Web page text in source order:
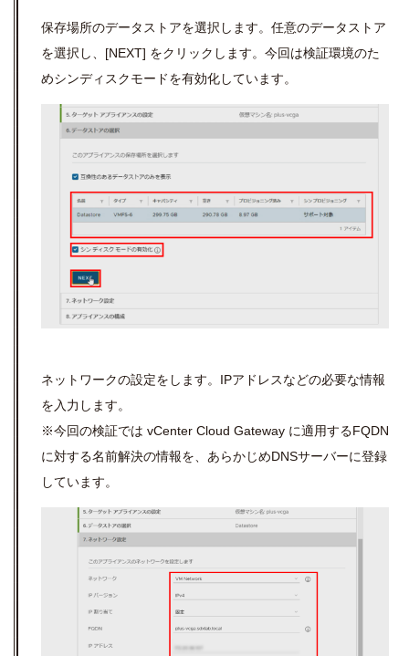
保存場所のデータストアを選択します。任意のデータストア
を選択し、 [NEXT] をクリックします。今回は検証環境のた
めシンディスクモードを有効化しています。
ネットワークの設定をします。IPアドレスなどの必要な情報
を入力します。
※今回の検証では vCenter Cloud Gateway に適用するFQDN
に対する名前解決の情報を、あらかじめDNSサーバーに登録
しています。